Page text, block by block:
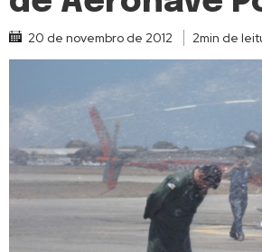
20 de novembro de 2012 2min de